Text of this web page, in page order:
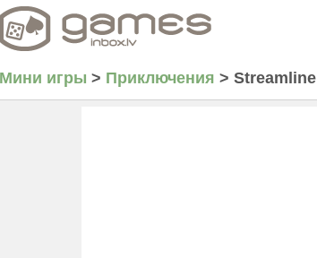
Мини игры > Приключения > Streamline